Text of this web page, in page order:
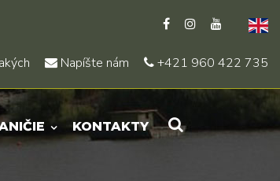
Napíšte nám +421 960 422 735
KONTAKTY